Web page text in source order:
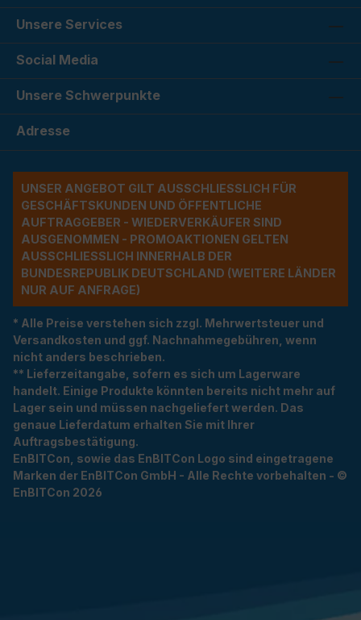
Unsere Services
Social Media
Unsere Schwerpunkte
Adresse
UNSER ANGEBOT GILT AUSSCHLIESSLICH FÜR G
ESCHÄFTSKUNDEN UND ÖFFENTLICHE A
UFTRAGGEBER - WIEDERVERKÄUFER SIND A
USGENOMMEN - PROMOAKTIONEN GELTEN A
USSCHLIESSLICH INNERHALB DER BU
NDESREPUBLIK DEUTSCHLAND (WEITERE LÄNDER NU
R AUF ANFRAGE)
* Alle Preise verstehen sich zzgl. Mehrwertsteuer und
Versandkosten und ggf. Nachnahmegebühren, wenn
nicht anders beschrieben.
** Lieferzeitangabe, sofern es sich um Lagerware
handelt. Einige Produkte könnten bereits nicht mehr auf
Lager sein und müssen nachgeliefert werden. Das
genaue Lieferdatum erhalten Sie mit Ihrer
Auftragsbestätigung.
EnBITCon, sowie das EnBITCon Logo sind eingetragene
Marken der EnBITCon GmbH - Alle Rechte vorbehalten - ©
EnBITCon 2026